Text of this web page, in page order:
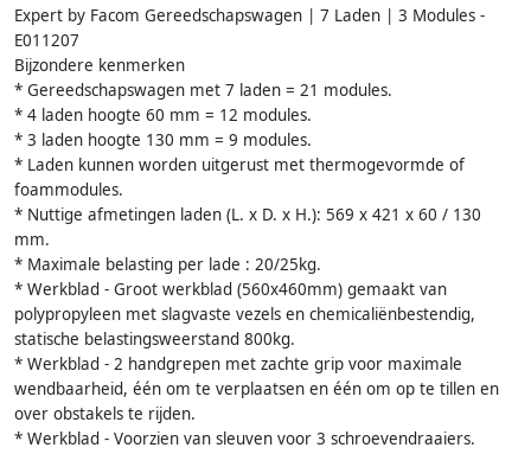
Expert by Facom Gereedschapswagen | 7 Laden | 3 Modules -
E011207
Bijzondere kenmerken
* Gereedschapswagen met 7 laden = 21 modules.
* 4 laden hoogte 60 mm = 12 modules.
* 3 laden hoogte 130 mm = 9 modules.
* Laden kunnen worden uitgerust met thermogevormde of
foammodules.
* Nuttige afmetingen laden (L. x D. x H.): 569 x 421 x 60 / 130
mm.
* Maximale belasting per lade : 20/25kg.
* Werkblad - Groot werkblad (560x460mm) gemaakt van
polypropyleen met slagvaste vezels en chemicaliënbestendig,
statische belastingsweerstand 800kg.
* Werkblad - 2 handgrepen met zachte grip voor maximale
wendbaarheid, één om te verplaatsen en één om op te tillen en
over obstakels te rijden.
* Werkblad - Voorzien van sleuven voor 3 schroevendraaiers.